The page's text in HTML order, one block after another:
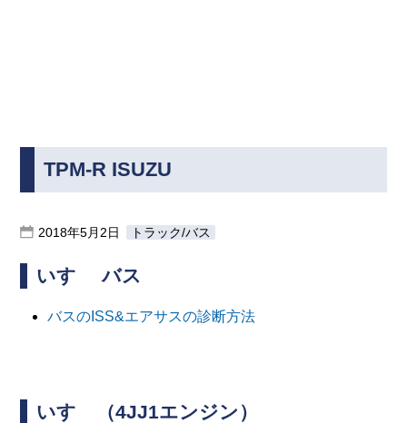
TPM-R ISUZU
2018年5月2日 トラック/バス
いすゞ バス
バスのISS&エアサスの診断方法
いすゞ（4JJ1エンジン）